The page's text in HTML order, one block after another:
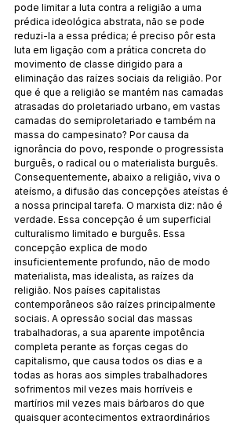
pode limitar a luta contra a religião a uma
prédica ideológica abstrata, não se pode
reduzi-la a essa prédica; é preciso pôr esta
luta em ligação com a prática concreta do
movimento de classe dirigido para a
eliminação das raízes sociais da religião. Por
que é que a religião se mantém nas camadas
atrasadas do proletariado urbano, em vastas
camadas do semiproletariado e também na
massa do campesinato? Por causa da
ignorância do povo, responde o progressista
burguês, o radical ou o materialista burguês.
Consequentemente, abaixo a religião, viva o
ateísmo, a difusão das concepções ateístas é
a nossa principal tarefa. O marxista diz: não é
verdade. Essa concepção é um superficial
culturalismo limitado e burguês. Essa
concepção explica de modo
insuficientemente profundo, não de modo
materialista, mas idealista, as raízes da
religião. Nos países capitalistas
contemporâneos são raízes principalmente
sociais. A opressão social das massas
trabalhadoras, a sua aparente impotência
completa perante as forças cegas do
capitalismo, que causa todos os dias e a
todas as horas aos simples trabalhadores
sofrimentos mil vezes mais horríveis e
martírios mil vezes mais bárbaros do que
quaisquer acontecimentos extraordinários